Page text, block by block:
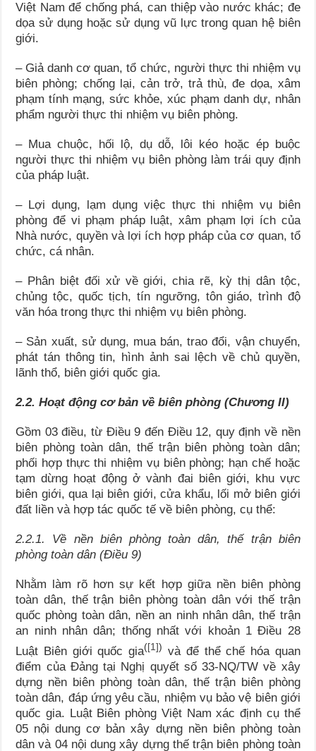
Việt Nam để chống phá, can thiệp vào nước khác; đe
dọa sử dụng hoặc sử dụng vũ lực trong quan hệ biên
giới.
– Giả danh cơ quan, tổ chức, người thực thi nhiệm vụ
biên phòng; chống lại, cản trở, trả thù, đe dọa, xâm
phạm tính mạng, sức khỏe, xúc phạm danh dự, nhân
phẩm người thực thi nhiệm vụ biên phòng.
– Mua chuộc, hối lộ, dụ dỗ, lôi kéo hoặc ép buộc
người thực thi nhiệm vụ biên phòng làm trái quy định
của pháp luật.
– Lợi dụng, lạm dụng việc thực thi nhiệm vụ biên
phòng để vi phạm pháp luật, xâm phạm lợi ích của
Nhà nước, quyền và lợi ích hợp pháp của cơ quan, tổ
chức, cá nhân.
– Phân biệt đối xử về giới, chia rẽ, kỳ thị dân tộc,
chủng tộc, quốc tịch, tín ngưỡng, tôn giáo, trình độ
văn hóa trong thực thi nhiệm vụ biên phòng.
– Sản xuất, sử dụng, mua bán, trao đổi, vận chuyển,
phát tán thông tin, hình ảnh sai lệch về chủ quyền,
lãnh thổ, biên giới quốc gia.
2.2. Hoạt động cơ bản về biên phòng (Chương II)
Gồm 03 điều, từ Điều 9 đến Điều 12, quy định về nền
biên phòng toàn dân, thế trận biên phòng toàn dân;
phối hợp thực thi nhiệm vụ biên phòng; hạn chế hoặc
tạm dừng hoạt động ở vành đai biên giới, khu vực
biên giới, qua lại biên giới, cửa khẩu, lối mở biên giới
đất liền và hợp tác quốc tế về biên phòng, cụ thể:
2.2.1. Về nền biên phòng toàn dân, thế trận biên
phòng toàn dân (Điều 9)
Nhằm làm rõ hơn sự kết hợp giữa nền biên phòng
toàn dân, thế trận biên phòng toàn dân với thế trận
quốc phòng toàn dân, nền an ninh nhân dân, thế trận
an ninh nhân dân; thống nhất với khoản 1 Điều 28
Luật Biên giới quốc gia([1]) và để thể chế hóa quan
điểm của Đảng tại Nghị quyết số 33-NQ/TW về xây
dựng nền biên phòng toàn dân, thế trận biên phòng
toàn dân, đáp ứng yêu cầu, nhiệm vụ bảo vệ biên giới
quốc gia. Luật Biên phòng Việt Nam xác định cụ thể
05 nội dung cơ bản xây dựng nền biên phòng toàn
dân và 04 nội dung xây dựng thế trận biên phòng toàn